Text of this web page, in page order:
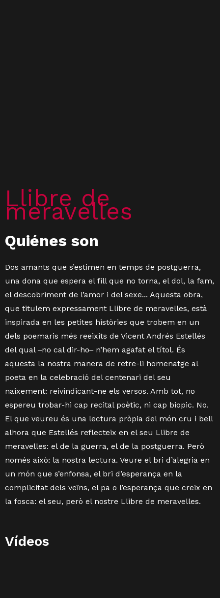
Llibre de
meravelles
Quiénes son
Dos amants que s’estimen en temps de postguerra,
una dona que espera el fill que no torna, el dol, la fam,
el descobriment de l’amor i del sexe... Aquesta obra,
que titulem expressament Llibre de meravelles, està
inspirada en les petites històries que trobem en un
dels poemaris més reeixits de Vicent Andrés Estellés
del qual ‒no cal dir-ho‒ n’hem agafat el títol. És
aquesta la nostra manera de retre-li homenatge al
poeta en la celebració del centenari del seu
naixement: reivindicant-ne els versos. Amb tot, no
espereu trobar-hi cap recital poètic, ni cap biopic. No.
El que veureu és una lectura pròpia del món cru i bell
alhora que Estellés reflecteix en el seu Llibre de
meravelles: el de la guerra, el de la postguerra. Però
només això: la nostra lectura. Veure el bri d’alegria en
un món que s’enfonsa, el bri d’esperança en la
complicitat dels veïns, el pa o l’esperança que creix en
la fosca: el seu, però el nostre Llibre de meravelles.
Vídeos